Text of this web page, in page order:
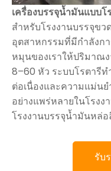
เครื่องบรรจุน้ำมันแบบโ
สำหรับโรงงานบรรจุข
อุตสาหกรรมที่มีกำลังก
หมุนของเราให้ปริมาณ
8–60 หัว ระบบโรตารีท
ต่อเนื่องและความแม่น
อย่างแพร่หลายในโรง
โรงงานบรรจุน้ำมันหล่
รับ